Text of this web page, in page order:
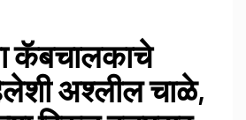
कॅबचालकाचे
अश्लील चाळे,